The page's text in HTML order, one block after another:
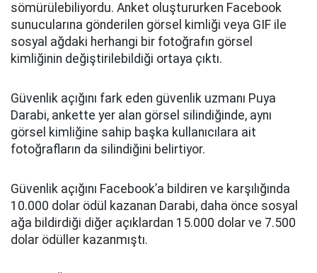
sömürülebiliyordu. Anket oluştururken Facebook
sunucularına gönderilen görsel kimliği veya GIF ile
sosyal ağdaki herhangi bir fotoğrafın görsel
kimliğinin değiştirilebildiği ortaya çıktı.
Güvenlik açığını fark eden güvenlik uzmanı Puya
Darabi, ankette yer alan görsel silindiğinde, aynı
görsel kimliğine sahip başka kullanıcılara ait
fotoğrafların da silindiğini belirtiyor.
Güvenlik açığını Facebook’a bildiren ve karşılığında
10.000 dolar ödül kazanan Darabi, daha önce sosyal
ağa bildirdiği diğer açıklardan 15.000 dolar ve 7.500
dolar ödüller kazanmıştı.